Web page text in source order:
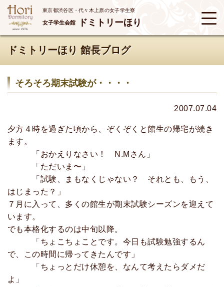
東京都渋谷区・代々木上原の女子学生寮
女子学生会館 ドミトリーほり
ドミトリーほり 館長ブログ
そろそろ期末試験が・・・・
2007.07.04
夕方４時を過ぎた頃から、ぞくぞくと館生の帰宅が続き
ます。
「おかえりなさい！ N.Mさん」
「ただいま〜」
「試験、まもなくじゃない？ それとも、もう、
はじまった？」
７月に入って、多くの館生が期末試験シーズンを迎えて
います。
でも本格化するのは中旬以降。
「ちょこちょことです。今日も試験勉強するん
で、この時間に帰ってきたんです」
「ちょっとだけ休憩を、なんて考えたらダメだ
よ」